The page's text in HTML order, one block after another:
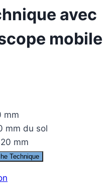
avec
mm
mm du sol
mm
Technique